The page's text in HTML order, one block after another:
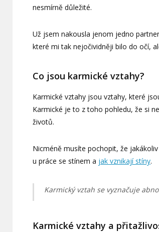
nesmírně důležité.
Už jsem nakousla jenom jedno
které mi tak nejočividněji bilo do očí,
Co jsou karmické vztahy?
Karmické vztahy jsou vztahy, které
Karmické je to z toho pohledu, že si
životů.
Nicméně musíte pochopit, že
u práce se stínem a jak vznikají stíny.
Karmický vztah se vyznačuje
Karmické vztahy a